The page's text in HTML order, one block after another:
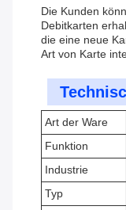
Die Kunden
Debitkarten
die eine neue
Art von Karte
Art der Ware
Funktion
Industrie
Typ